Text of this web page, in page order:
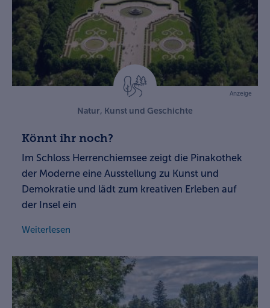
Anzeige
Natur, Kunst und Geschichte
Könnt ihr noch?
Im Schloss Herrenchiemsee zeigt die Pinakothek
der Moderne eine Ausstellung zu Kunst und
Demokratie und lädt zum kreativen Erleben auf
der Insel ein
Weiterlesen